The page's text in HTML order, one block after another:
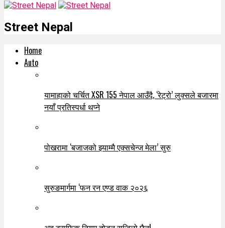
Street Nepal
Home
Auto
यामाहाको चर्चित XSR 155 नेपाल आउँदै, ‘रेट्रो’ लुक्सले बजारमा
नयाँ प्रतिस्पर्धा थप्ने
पोखरामा ‘बजाजको झ्याम्मै एक्सचेन्ज मेला’ सुरु
सुरुङमार्गमा ‘फन रन एण्ड वाक २०२६